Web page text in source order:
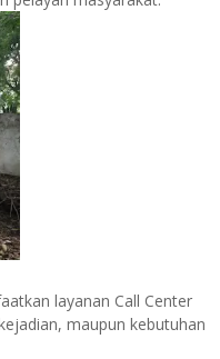
layanan Call Center
maupun kebutuhan